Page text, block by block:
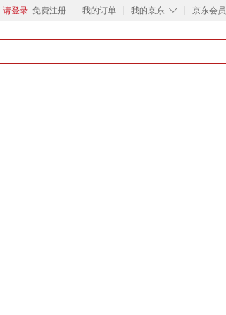
请登录 免费注册 我的订单 ◇
我的京东 京东会员